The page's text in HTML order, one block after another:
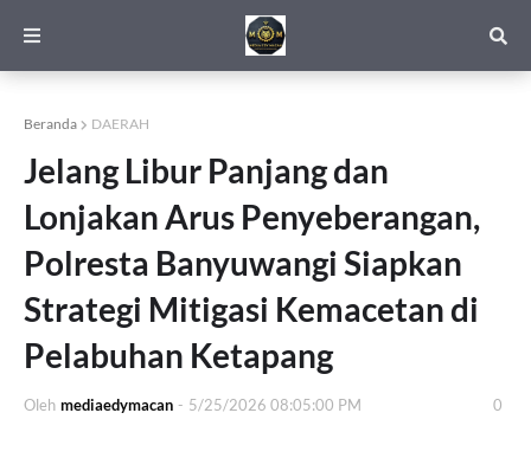
Beranda DAERAH
Jelang Libur Panjang dan
Lonjakan Arus Penyeberangan,
Polresta Banyuwangi Siapkan
Strategi Mitigasi Kemacetan di
Pelabuhan Ketapang
Oleh mediaedymacan - 5/25/2026 08:05:00 PM 0